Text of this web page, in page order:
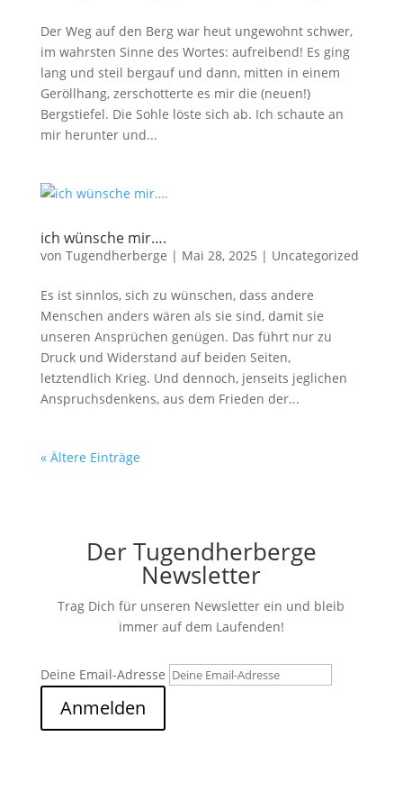
Der Weg auf den Berg war heut ungewohnt schwer,
im wahrsten Sinne des Wortes: aufreibend! Es ging
lang und steil bergauf und dann, mitten in einem
Geröllhang, zerschotterte es mir die (neuen!)
Bergstiefel. Die Sohle löste sich ab. Ich schaute an
mir herunter und...
ich wünsche mir….
von Tugendherberge | Mai 28, 2025 | Uncategorized
Es ist sinnlos, sich zu wünschen, dass andere
Menschen anders wären als sie sind, damit sie
unseren Ansprüchen genügen. Das führt nur zu
Druck und Widerstand auf beiden Seiten,
letztendlich Krieg. Und dennoch, jenseits jeglichen
Anspruchsdenkens, aus dem Frieden der...
« Ältere Einträge
Der Tugendherberge
Newsletter
Trag Dich für unseren Newsletter ein und bleib
immer auf dem Laufenden!
Deine Email-Adresse
Anmelden